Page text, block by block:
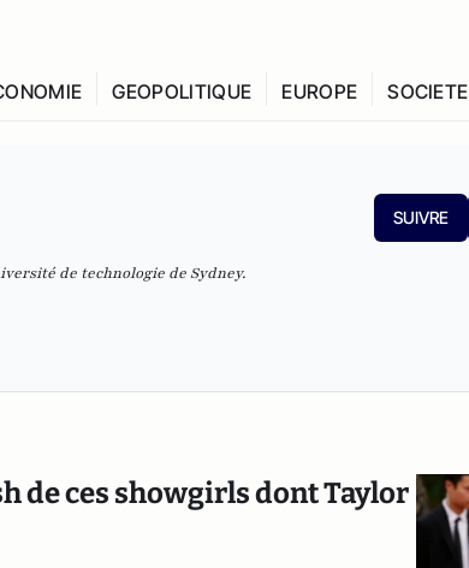
GEOPOLITIQUE EUROPE SOCIETE
SUIVRE
de technologie de Sydney.
de ces showgirls dont Taylor